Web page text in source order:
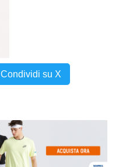
Condividi su X